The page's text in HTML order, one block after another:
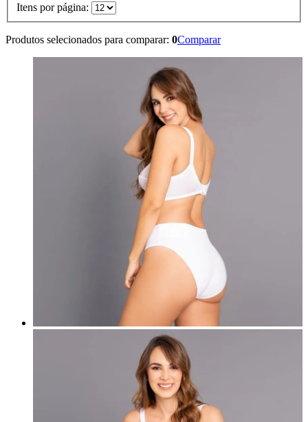
Itens por página:
Produtos selecionados para comparar: 0Comparar